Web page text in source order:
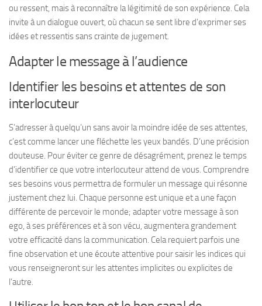
ou ressent, mais à reconnaître la légitimité de son expérience. Cela
invite à un dialogue ouvert, où chacun se sent libre d’exprimer ses
idées et ressentis sans crainte de jugement.
Adapter le message à l’audience
Identifier les besoins et attentes de son
interlocuteur
S’adresser à quelqu’un sans avoir la moindre idée de ses attentes,
c’est comme lancer une fléchette les yeux bandés. D’une précision
douteuse. Pour éviter ce genre de désagrément, prenez le temps
d’identifier ce que votre interlocuteur attend de vous. Comprendre
ses besoins vous permettra de formuler un message qui résonne
justement chez lui. Chaque personne est unique et a une façon
différente de percevoir le monde; adapter votre message à son
ego, à ses préférences et à son vécu, augmentera grandement
votre efficacité dans la communication. Cela requiert parfois une
fine observation et une écoute attentive pour saisir les indices qui
vous renseigneront sur les attentes implicites ou explicites de
l’autre.